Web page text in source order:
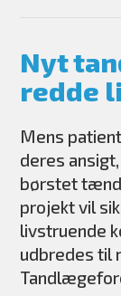
Om
Kurser og
Nyt
redde
Mens
deres
børstet
projekt vil
livstruende
udbredes til